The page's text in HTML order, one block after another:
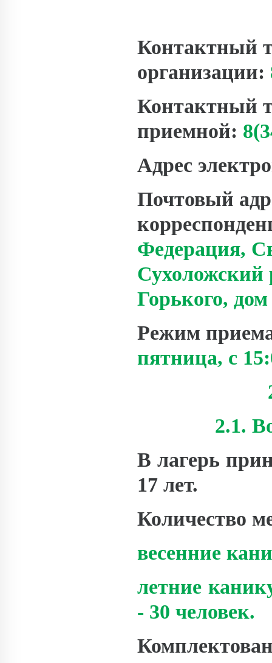
Контактный
организации:
Контактный
приемной:
Адрес
Почтовый
Федерация,
Сухоложский
Горького, дом
Режим
пятница, с
2.1.
В лагерь
17 лет.
Количество
весенние
летние
- 30 человек.